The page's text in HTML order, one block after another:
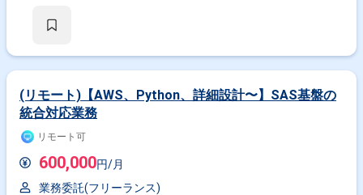
(リモート)【AWS、Python、詳細設計〜】SAS基盤の
統合対応業務
リモート可
600,000円/月
業務委託(フリーランス)